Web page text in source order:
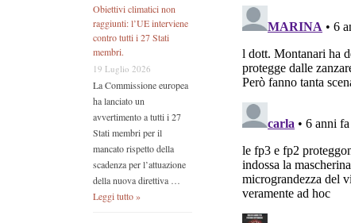
Obiettivi climatici non
raggiunti: l’UE interviene
contro tutti i 27 Stati
membri.
19 Luglio 2026
La Commissione europea
ha lanciato un
avvertimento a tutti i 27
Stati membri per il
mancato rispetto della
scadenza per l’attuazione
della nuova direttiva …
Leggi tutto »